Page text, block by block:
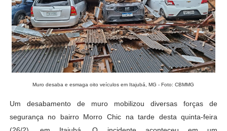
Muro desaba e esmaga oito veículos em Itajubá, MG - Foto: CBMMG
Um desabamento de muro mobilizou diversas forças de
segurança no bairro Morro Chic na tarde desta quinta-feira